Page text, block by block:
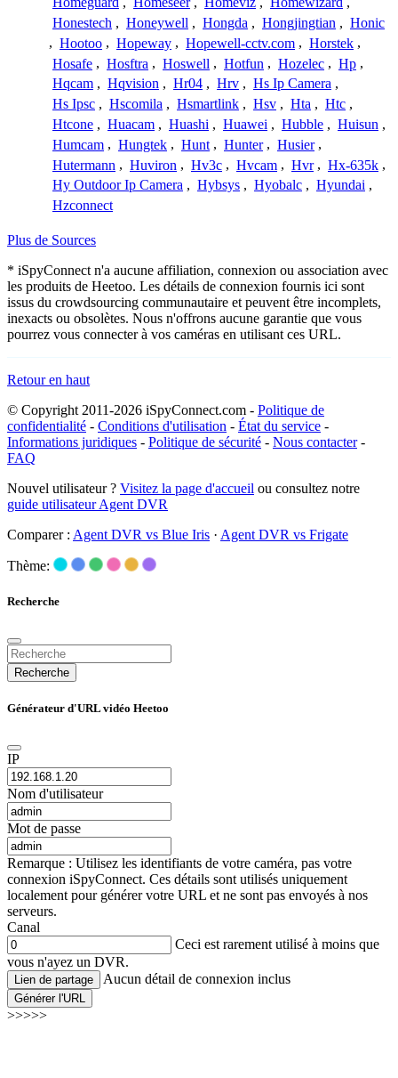
Honestech , Honeywell , Hongda , Hongjingtian , Honic
, Hootoo , Hopeway , Hopewell-cctv.com , Horstek ,
Hosafe , Hosftra , Hoswell , Hotfun , Hozelec , Hp ,
Hqcam , Hqvision , Hr04 , Hrv , Hs Ip Camera ,
Hs Ipsc , Hscomila , Hsmartlink , Hsv , Hta , Htc ,
Htcone , Huacam , Huashi , Huawei , Hubble , Huisun ,
Humcam , Hungtek , Hunt , Hunter , Husier ,
Hutermann , Huviron , Hv3c , Hvcam , Hvr , Hx-635k ,
Hy Outdoor Ip Camera , Hybsys , Hyobalc , Hyundai ,
Hzconnect
Plus de Sources
* iSpyConnect n'a aucune affiliation, connexion ou association avec
les produits de Heetoo. Les détails de connexion fournis ici sont
issus du crowdsourcing communautaire et peuvent être incomplets,
inexacts ou obsolètes. Nous n'offrons aucune garantie que vous
pourrez vous connecter à vos caméras en utilisant ces URL.
Retour en haut
© Copyright 2011-2026 iSpyConnect.com - Politique de
confidentialité - Conditions d'utilisation - État du service -
Informations juridiques - Politique de sécurité - Nous contacter-
FAQ
Nouvel utilisateur ? Visitez la page d'accueil ou consultez notre
guide utilisateur Agent DVR
Comparer : Agent DVR vs Blue Iris · Agent DVR vs Frigate
Thème:
Recherche
Recherche
Générateur d'URL vidéo Heetoo
IP
Nom d'utilisateur
Mot de passe
Remarque : Utilisez les identifiants de votre caméra, pas votre
connexion iSpyConnect. Ces détails sont utilisés uniquement
localement pour générer votre URL et ne sont pas envoyés à nos
serveurs.
Canal
Ceci est rarement utilisé à moins que
vous n'ayez un DVR.
Lien de partage Aucun détail de connexion inclus
Générer l'URL
>>>>>